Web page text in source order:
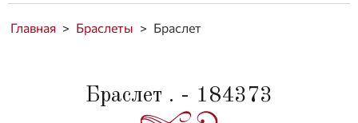
Главная > Браслеты > Браслет
Браслет . - 184373